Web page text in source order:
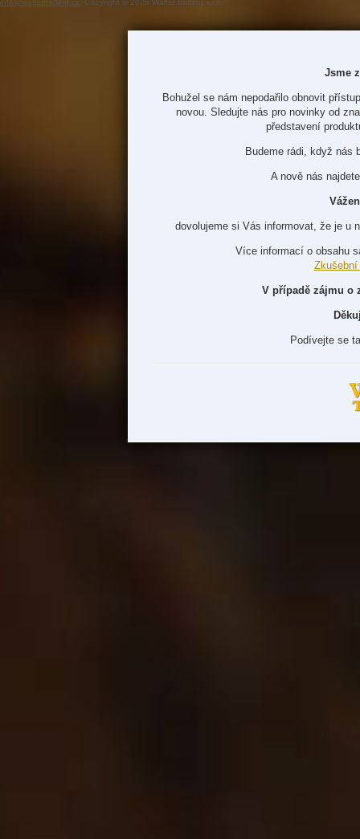
info@waltertrading.cz, Copyright © 2026 Walter trading s.r.o.
Jsme
Bohužel se nám nepodařilo obnovit
novou. Sledujte nás pro novinky od
představení
Budeme rádi, když nás
A nově nás
dovolujeme si Vás informovat, že je u
Více informací o obsahu
Zkušební
V případě zájmu o
Podívejte se